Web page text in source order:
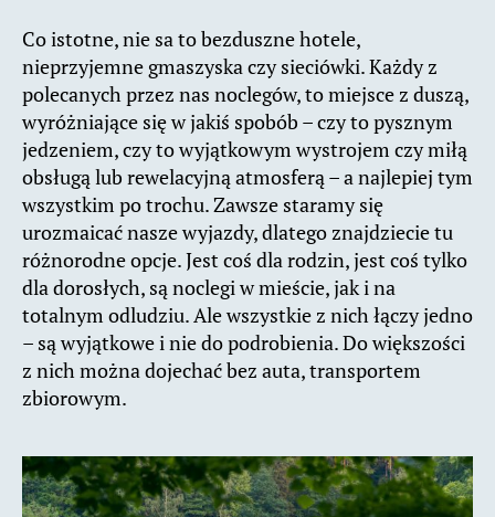
Co istotne, nie sa to bezduszne hotele,
nieprzyjemne gmaszyska czy sieciówki. Każdy z
polecanych przez nas noclegów, to miejsce z duszą,
wyróżniające się w jakiś spobób – czy to pysznym
jedzeniem, czy to wyjątkowym wystrojem czy miłą
obsługą lub rewelacyjną atmosferą – a najlepiej tym
wszystkim po trochu. Zawsze staramy się
urozmaicać nasze wyjazdy, dlatego znajdziecie tu
różnorodne opcje. Jest coś dla rodzin, jest coś tylko
dla dorosłych, są noclegi w mieście, jak i na
totalnym odludziu. Ale wszystkie z nich łączy jedno
– są wyjątkowe i nie do podrobienia. Do większości
z nich można dojechać bez auta, transportem
zbiorowym.